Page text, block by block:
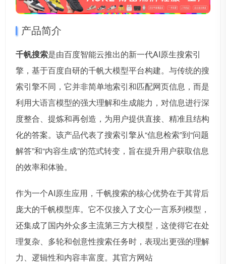
产品简介
千帆搜索是由百度智能云推出的新一代AI原生搜索引
擎，基于百度自研的千帆大模型平台构建。与传统的搜
索引擎不同，它并非简单地索引和匹配网页信息，而是
利用大语言模型的强大理解和生成能力，对信息进行深
度整合、提炼和再创造，为用户提供直接、精准且结构
化的答案。该产品代表了搜索引擎从“信息检索”到“问题
解答”和“内容生成”的范式转变，旨在提升用户获取信息
的效率和体验。
作为一个AI原生应用，千帆搜索的核心优势在于其背后
庞大的千帆模型库。它不仅接入了文心一言系列模型，
还集成了国内外众多主流第三方大模型，这使得它在处
理复杂、多轮和创意性搜索任务时，表现出更强的理解
力、逻辑性和内容丰富度。其官方网站